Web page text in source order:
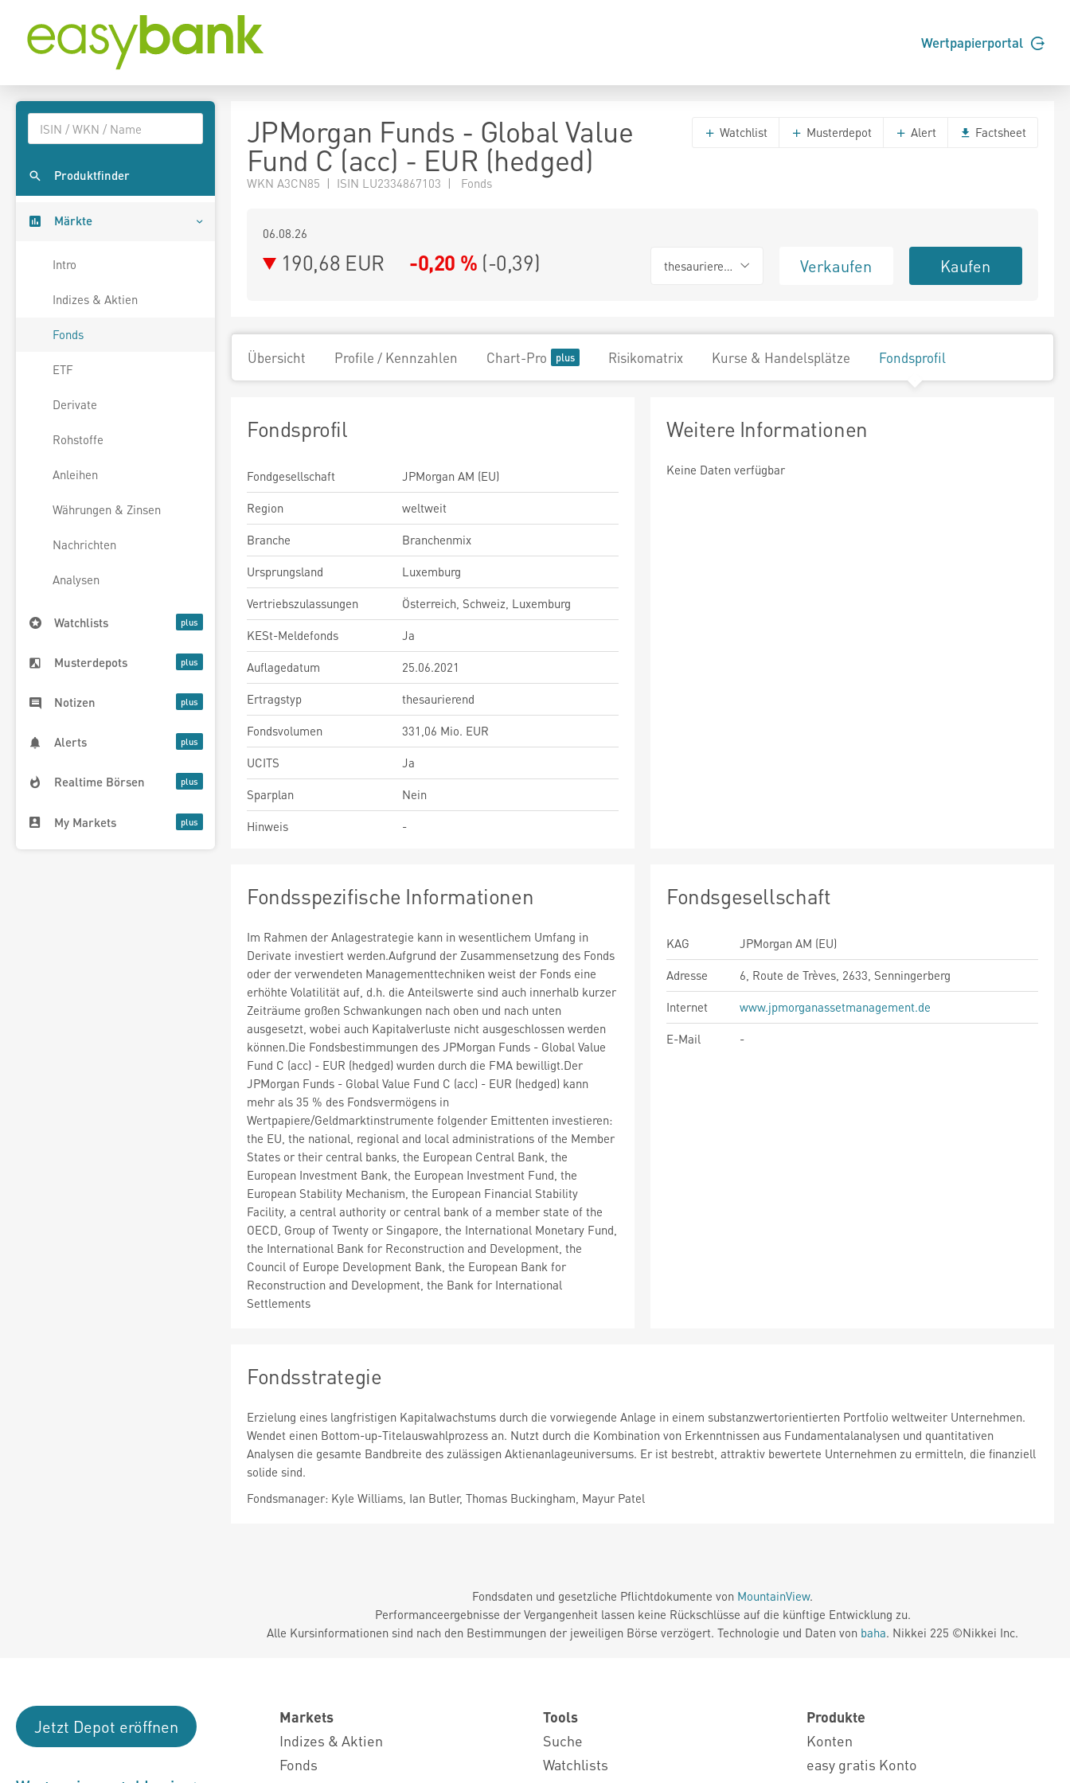
Wertpapierportal
Produktfinder
Märkte
Intro
Indizes & Aktien
Fonds
ETF
Derivate
Rohstoffe
Anleihen
Währungen & Zinsen
Nachrichten
Analysen
Watchlists
Musterdepots
Notizen
Alerts
Realtime Börsen
My Markets
JPMorgan Funds - Global Value
Fund C (acc) - EUR (hedged)
WKN A3CN85 | ISIN LU2334867103 | Fonds
Watchlist Musterdepot Alert Factsheet
06.08.26
190,68 EUR -0,20 % (-0,39) thesaurierend Verkaufen Kaufen
Übersicht Profile / Kennzahlen Chart-Pro Risikomatrix Kurse & Handelsplätze Fondsprofil
Fondsprofil
Fondgesellschaft
JPMorgan AM (EU)
Region
weltweit
Branche
Branchenmix
Ursprungsland
Luxemburg
Vertriebszulassungen
Österreich, Schweiz, Luxemburg
KESt-Meldefonds
Ja
Auflagedatum
25.06.2021
Ertragstyp
thesaurierend
Fondsvolumen
331,06 Mio. EUR
UCITS
Ja
Sparplan
Nein
Hinweis
-
Weitere Informationen
Keine Daten verfügbar
Fondsspezifische Informationen
Im Rahmen der Anlagestrategie kann in wesentlichem Umfang in
Derivate investiert werden.Aufgrund der Zusammensetzung des Fonds
oder der verwendeten Managementtechniken weist der Fonds eine
erhöhte Volatilität auf, d.h. die Anteilswerte sind auch innerhalb kurzer
Zeiträume großen Schwankungen nach oben und nach unten
ausgesetzt, wobei auch Kapitalverluste nicht ausgeschlossen werden
können.Die Fondsbestimmungen des JPMorgan Funds - Global Value
Fund C (acc) - EUR (hedged) wurden durch die FMA bewilligt.Der
JPMorgan Funds - Global Value Fund C (acc) - EUR (hedged) kann
mehr als 35 % des Fondsvermögens in
Wertpapiere/Geldmarktinstrumente folgender Emittenten investieren:
the EU, the national, regional and local administrations of the Member
States or their central banks, the European Central Bank, the
European Investment Bank, the European Investment Fund, the
European Stability Mechanism, the European Financial Stability
Facility, a central authority or central bank of a member state of the
OECD, Group of Twenty or Singapore, the International Monetary Fund,
the International Bank for Reconstruction and Development, the
Council of Europe Development Bank, the European Bank for
Reconstruction and Development, the Bank for International
Settlements
Fondsgesellschaft
KAG
JPMorgan AM (EU)
Adresse
6, Route de Trèves, 2633, Senningerberg
Internet
www.jpmorganassetmanagement.de
E-Mail
-
Fondsstrategie
Erzielung eines langfristigen Kapitalwachstums durch die vorwiegende Anlage in einem substanzwertorientierten Portfolio weltweiter Unternehmen.
Wendet einen Bottom-up-Titelauswahlprozess an. Nutzt durch die Kombination von Erkenntnissen aus Fundamentalanalysen und quantitativen
Analysen die gesamte Bandbreite des zulässigen Aktienanlageuniversums. Er ist bestrebt, attraktiv bewertete Unternehmen zu ermitteln, die finanziell
solide sind.
Fondsmanager: Kyle Williams, Ian Butler, Thomas Buckingham, Mayur Patel
Fondsdaten und gesetzliche Pflichtdokumente von MountainView.
Performanceergebnisse der Vergangenheit lassen keine Rückschlüsse auf die künftige Entwicklung zu.
Alle Kursinformationen sind nach den Bestimmungen der jeweiligen Börse verzögert. Technologie und Daten von baha. Nikkei 225 ©Nikkei Inc.
Jetzt Depot eröffnen
Markets
Indizes & Aktien
Fonds
Tools
Suche
Watchlists
Produkte
Konten
easy gratis Konto